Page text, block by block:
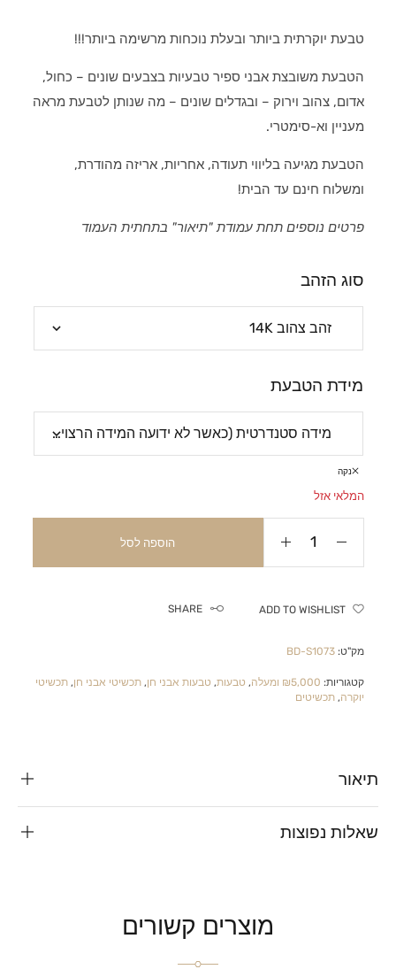
טבעת יוקרתית ביותר ובעלת נוכחות מרשימה ביותר!!!
הטבעת משובצת אבני ספיר טבעיות בצבעים שונים – כחול,
אדום, צהוב וירוק – ובגדלים שונים – מה שנותן לטבעת מראה
מעניין וא-סימטרי.
הטבעת מגיעה בליווי תעודה, אחריות, אריזה מהודרת,
ומשלוח חינם עד הבית!
פרטים נוספים תחת עמודת "תיאור" בתחתית העמוד
סוג הזהב
מידת הטבעת
נקה
המלאי אזל
הוספה לסל
ADD TO WISHLIST
SHARE
מק"ט:BD-S1073
קטגוריות: ₪5,000 ומעלה , טבעות, טבעות אבני חן,תכשיטי אבני חן,תכשיטי
יוקרה,תכשיטים
תיאור
שאלות נפוצות
מוצרים קשורים